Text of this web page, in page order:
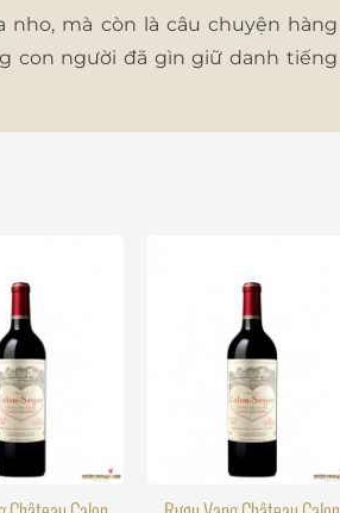
nho, mà còn là câu chuyện hàng
con người đã gìn giữ danh tiếng